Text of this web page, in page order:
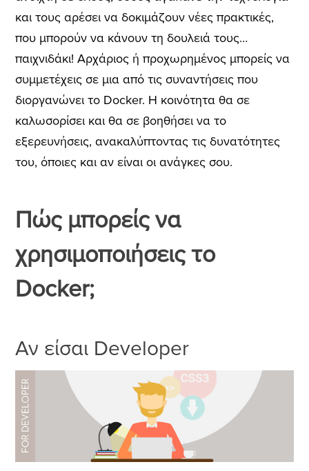
και τους αρέσει να δοκιμάζουν νέες πρακτικές,
που μπορούν να κάνουν τη δουλειά τους…
παιχνιδάκι! Αρχάριος ή προχωρημένος μπορείς να
συμμετέχεις σε μια από τις συναντήσεις που
διοργανώνει το Docker. Η κοινότητα θα σε
καλωσορίσει και θα σε βοηθήσει να το
εξερευνήσεις, ανακαλύπτοντας τις δυνατότητες
του, όποιες και αν είναι οι ανάγκες σου.
Πώς μπορείς να
χρησιμοποιήσεις το
Docker;
Αν είσαι Developer